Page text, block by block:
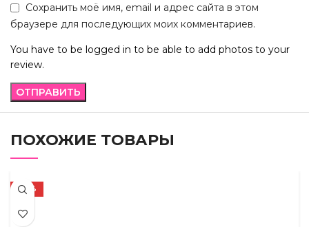
Сохранить моё имя, email и адрес сайта в этом
браузере для последующих моих комментариев.
You have to be logged in to be able to add photos to your
review.
ПОХОЖИЕ ТОВАРЫ
-22%